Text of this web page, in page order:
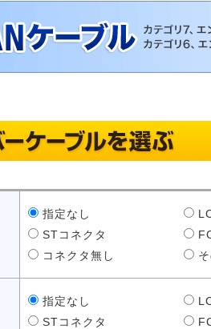
指定なし
STコネクタ
コネクタ無し
そ
指定なし
STコネクタ